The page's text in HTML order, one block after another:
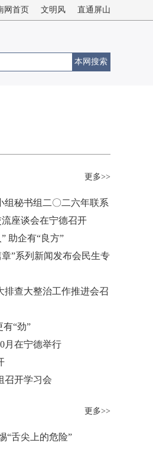
网首页 文明风 直通屏山
本网搜索
更多>>
组秘书组二〇二六年联系
座谈会在宁德召开
助企有“良方”
”系列新闻发布会民生专
排查大整治工作推进会召
有“劲”
月在宁德举行
召开学习会
更多>>
“舌尖上的危险”